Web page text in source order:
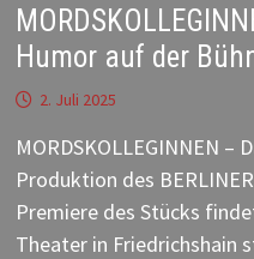
Humor auf der
2. Juli 2025
MORDSKOLLEGINNEN
Produktion des
Premiere des Stücks
Theater in Friedrichshain